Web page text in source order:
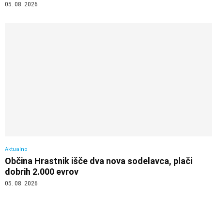
05. 08. 2026
Aktualno
Občina Hrastnik išče dva nova sodelavca, plači
dobrih 2.000 evrov
05. 08. 2026